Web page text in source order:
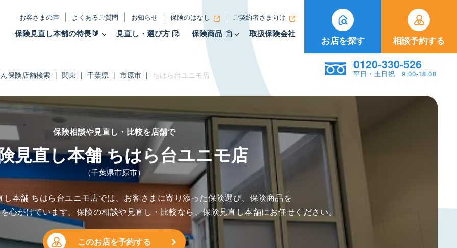
お客さまの声 よくあるご質問 お知らせ 保険のはなし ご契約者さま向け
保険見直し本舗の特長🔰 見直し・選び方 保険商品 取扱保険会社
お店を探す 相談予約する
0120-330-526
平日・土日祝 9:00-18:00
保険店舗検索 | 関東 | 千葉県 | 市原市 | ちはら台ユニモ店
保険相談や見直し・比較を店舗で
見直し本舗 ちはら台ユニモ店
（千葉県市原市）
し本舗 ちはら台ユニモ店では、お客さまに寄り添った保険選び、保険商品を
心がけています。保険の相談や見直し・比較なら、保険見直し本舗にお任せください。
このお店を予約する